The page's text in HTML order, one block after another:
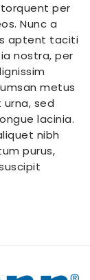
per
Nunc a
aptent taciti
nostra, per
metus
sed
lacinia.
nibh
purus,